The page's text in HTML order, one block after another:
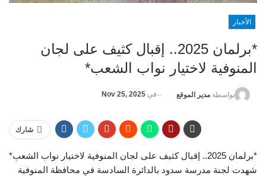
الأخبار
*برلمان 2025.. إقبال كثيف على لجان
المنوفية لاختيار نواب الشعب*
بواسطة مدير الموقع في Nov 25, 2025
شارك
*برلمان 2025.. إقبال كثيف على لجان المنوفية لاختيار نواب الشعب*
شهدت لجنة مدرسة سدود بالدائرة السادسة في محافظة المنوفية